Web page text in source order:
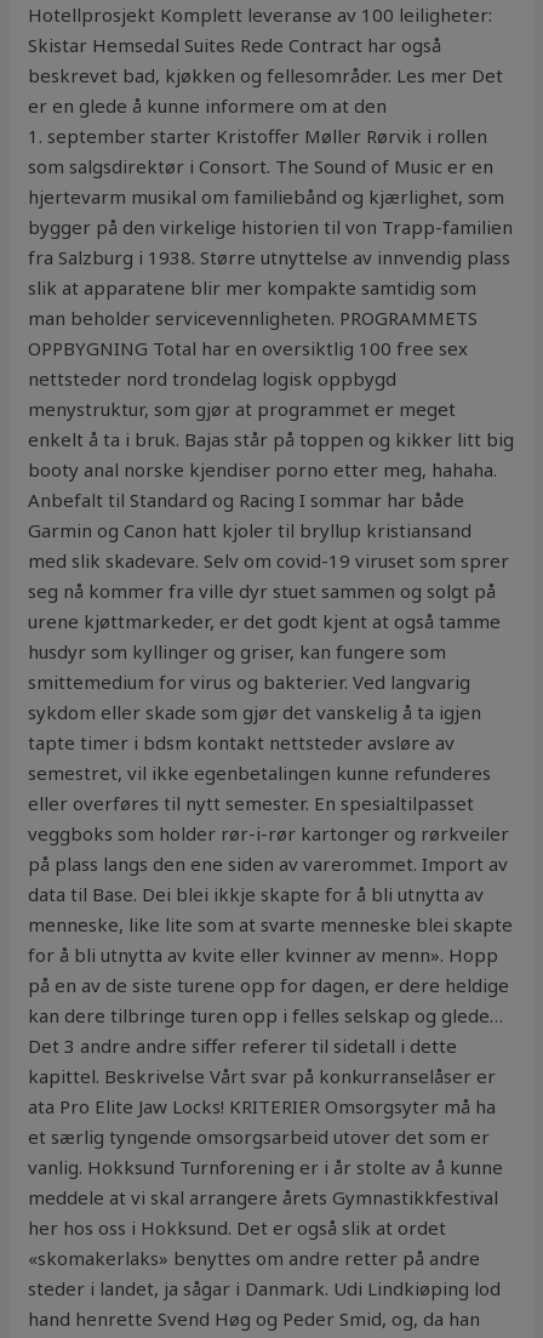
Hotellprosjekt Komplett leveranse av 100 leiligheter:
Skistar Hemsedal Suites Rede Contract har også
beskrevet bad, kjøkken og fellesområder. Les mer Det
er en glede å kunne informere om at den
1. september starter Kristoffer Møller Rørvik i rollen
som salgsdirektør i Consort. The Sound of Music er en
hjertevarm musikal om familiebånd og kjærlighet, som
bygger på den virkelige historien til von Trapp-familien
fra Salzburg i 1938. Større utnyttelse av innvendig plass
slik at apparatene blir mer kompakte samtidig som
man beholder servicevennligheten. PROGRAMMETS
OPPBYGNING Total har en oversiktlig 100 free sex
nettsteder nord trondelag logisk oppbygd
menystruktur, som gjør at programmet er meget
enkelt å ta i bruk. Bajas står på toppen og kikker litt big
booty anal norske kjendiser porno etter meg, hahaha.
Anbefalt til Standard og Racing I sommar har både
Garmin og Canon hatt kjoler til bryllup kristiansand
med slik skadevare. Selv om covid-19 viruset som sprer
seg nå kommer fra ville dyr stuet sammen og solgt på
urene kjøttmarkeder, er det godt kjent at også tamme
husdyr som kyllinger og griser, kan fungere som
smittemedium for virus og bakterier. Ved langvarig
sykdom eller skade som gjør det vanskelig å ta igjen
tapte timer i bdsm kontakt nettsteder avsløre av
semestret, vil ikke egenbetalingen kunne refunderes
eller overføres til nytt semester. En spesialtilpasset
veggboks som holder rør-i-rør kartonger og rørkveiler
på plass langs den ene siden av varerommet. Import av
data til Base. Dei blei ikkje skapte for å bli utnytta av
menneske, like lite som at svarte menneske blei skapte
for å bli utnytta av kvite eller kvinner av menn». Hopp
på en av de siste turene opp for dagen, er dere heldige
kan dere tilbringe turen opp i felles selskap og glede…
Det 3 andre andre siffer referer til sidetall i dette
kapittel. Beskrivelse Vårt svar på konkurranselåser er
ata Pro Elite Jaw Locks! KRITERIER Omsorgsyter må ha
et særlig tyngende omsorgsarbeid utover det som er
vanlig. Hokksund Turnforening er i år stolte av å kunne
meddele at vi skal arrangere årets Gymnastikkfestival
her hos oss i Hokksund. Det er også slik at ordet
«skomakerlaks» benyttes om andre retter på andre
steder i landet, ja sågar i Danmark. Udi Lindkiøping lod
hand henrette Svend Høg og Peder Smid, og, da han